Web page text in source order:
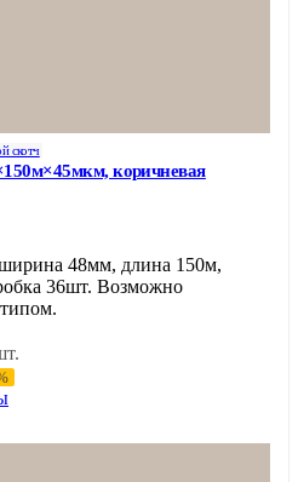
скотч
коричневая
48мм, длина 150м,
36шт. Возможно
₽
₽
Этот
имеет